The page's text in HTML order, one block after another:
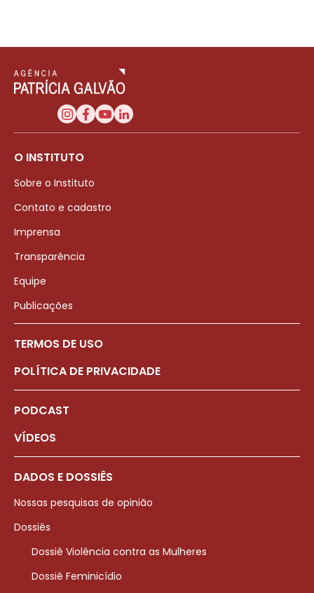
O INSTITUTO
Sobre o Instituto
Contato e cadastro
Imprensa
Transparência
Equipe
Publicações
TERMOS DE USO
POLÍTICA DE PRIVACIDADE
PODCAST
VÍDEOS
DADOS E DOSSIÊS
Nossas pesquisas de opinião
Dossiês
Dossiê Violência contra as Mulheres
Dossiê Feminicídio